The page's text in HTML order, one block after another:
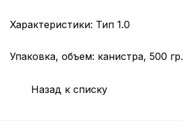
Характеристики: Тип 1.0
Упаковка, объем: канистра, 500 гр.
Назад к списку